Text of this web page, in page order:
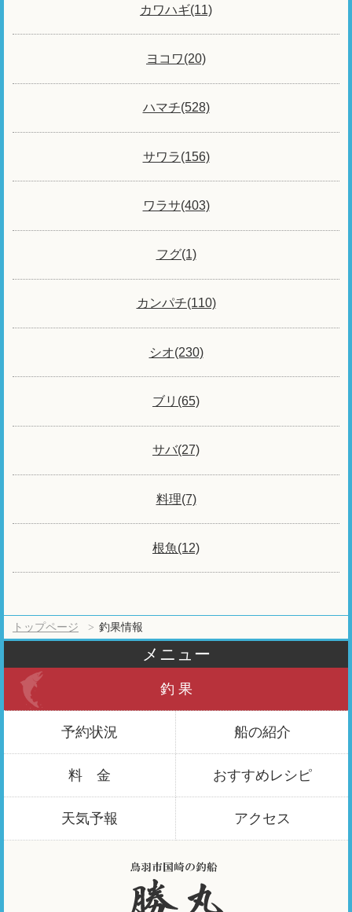
カワハギ(11)
ヨコワ(20)
ハマチ(528)
サワラ(156)
ワラサ(403)
フグ(1)
カンパチ(110)
シオ(230)
ブリ(65)
サバ(27)
料理(7)
根魚(12)
トップページ 釣果情報
メニュー
釣 果
予約状況 船の紹介
料 金 おすすめレシピ
天気予報 アクセス